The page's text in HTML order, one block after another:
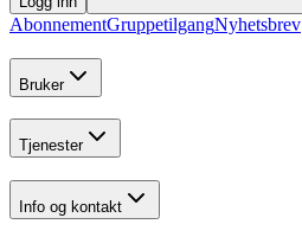
AbonnementGruppetilgangNyhetsbrev
Bruker
Tjenester
Info og kontakt